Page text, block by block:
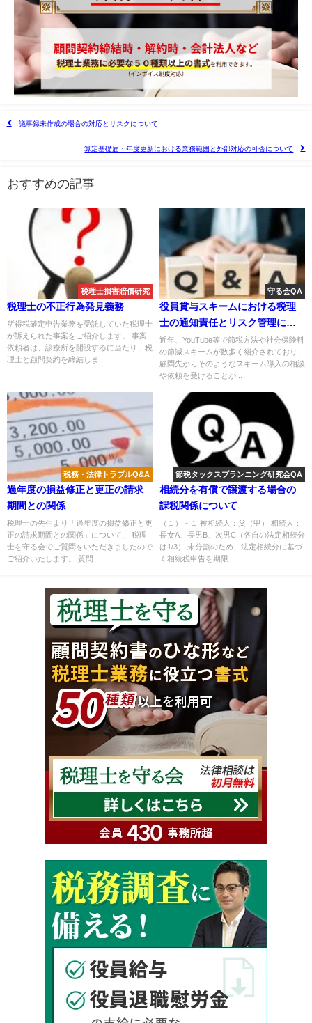
議事録未作成の場合の対応とリスクについて
算定基礎届・年度更新における業務範囲と外部対応の可否について
おすすめの記事
税理士損害賠償研究
税理士の不正行為発見義務
所得税確定申告業務を受託していた税理士
が訴えられた事案をご紹介します。 事案
依頼者は、診療所を開設するに当たり、税
理士と顧問契約を締結しま...
守る会QA
役員賞与スキームにおける税理
士の通知責任とリスク管理につ
いて
近年、YouTube等で節税方法や社会保険料
の節減スキームが数多く紹介されており、
顧問先からそのようなスキーム導入の相談
や依頼を受けることが...
税務・法律トラブルQ&A
過年度の損益修正と更正の請求
期間との関係
税理士の先生より「過年度の損益修正と更
正の請求期間との関係」について、 税理
士を守る会でご質問をいただきましたので
ご紹介いたします。 質問 ...
節税タックスプランニング研究会QA
相続分を有償で譲渡する場合の
課税関係について
（１）－１ 被相続人：父（甲） 相続人：
長女A、長男B、次男C（各自の法定相続分
は1/3） 未分割のため、法定相続分に基づ
く相続税申告を期限...